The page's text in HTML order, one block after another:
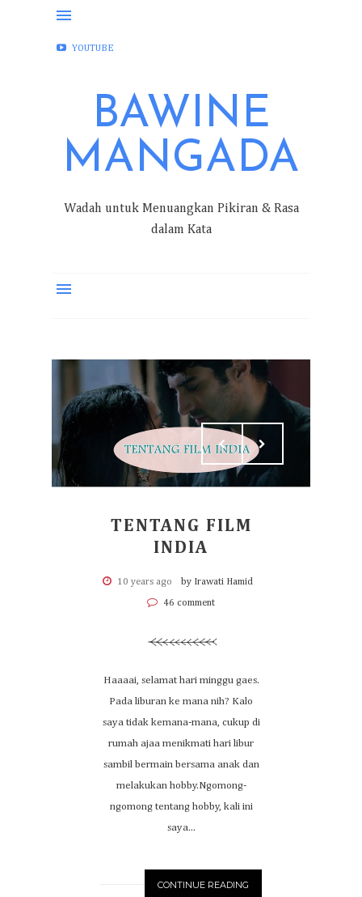
FACEBOOK
YOUTUBE
BAWINE
MANGADA
Wadah untuk Menuangkan Pikiran & Rasa
dalam Kata
TENTANG FILM
INDIA
10 years ago by Irawati Hamid
46 comment
Haaaai, selamat hari minggu gaes.
Pada liburan ke mana nih? Kalo
saya tidak kemana-mana, cukup di
rumah ajaa menikmati hari libur
sambil bermain bersama anak dan
melakukan hobby.Ngomong-
ngomong tentang hobby, kali ini
saya...
CONTINUE READING